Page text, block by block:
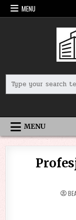
Skip
to
MENU
for:
MENU